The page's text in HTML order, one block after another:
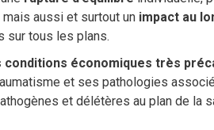
mais aussi et surtout un impact au
sur tous les plans.
conditions économiques très
et ses pathologies
et délétères au plan de la